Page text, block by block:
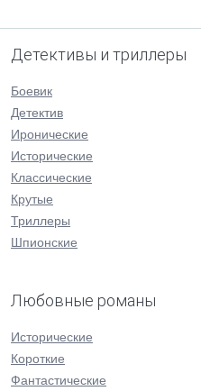
Детективы и триллеры
Боевик
Детектив
Иронические
Исторические
Классические
Крутые
Триллеры
Шпионские
Любовные романы
Исторические
Короткие
Фантастические